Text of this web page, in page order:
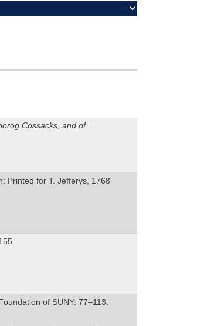
Cossacks, and of
Printed for T. Jefferys, 1768
of SUNY: 77–113.